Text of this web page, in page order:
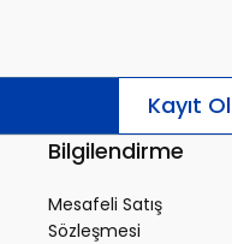
Kayıt Ol
Bilgilendirme
Mesafeli Satış
Sözleşmesi